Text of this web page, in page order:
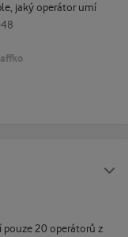
jaký operátor umí
pouze 20 operátorů z